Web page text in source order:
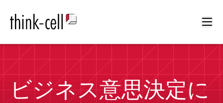
ビジネス意思決定に